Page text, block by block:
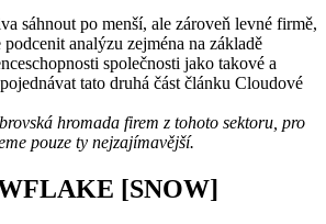
sáhnout po menší, ale zároveň levné firmě,
analýzu zejména na základě
společnosti jako takové a
tato druhá část článku Cloudové
hromada firem z tohoto sektoru, pro
pouze ty nejzajímavější.
[SNOW]